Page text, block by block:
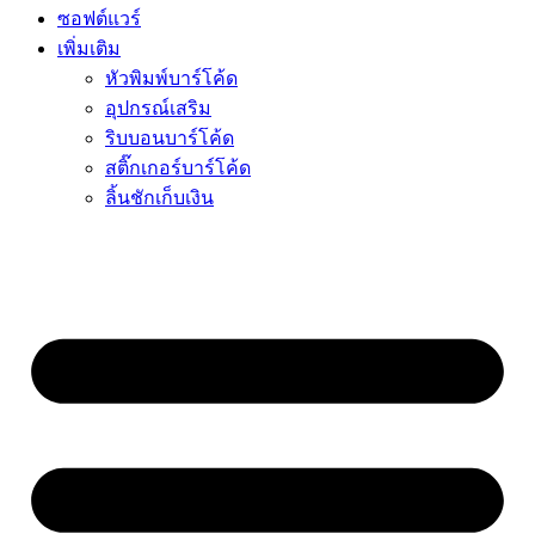
ซอฟต์แวร์
เพิ่มเติม
หัวพิมพ์บาร์โค้ด
อุปกรณ์เสริม
ริบบอนบาร์โค้ด
สติ๊กเกอร์บาร์โค้ด
ลิ้นชักเก็บเงิน